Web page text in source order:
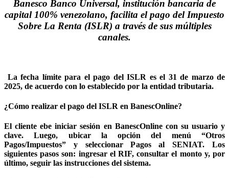
Banesco Banco Universal, institución bancaria de
capital 100% venezolano, facilita el pago del Impuesto
Sobre La Renta (ISLR) a través de sus múltiples
canales.
La fecha límite para el pago del ISLR es el 31 de marzo de
2025, de acuerdo con lo establecido por la entidad tributaria.
¿Cómo realizar el pago del ISLR en BanescOnline?
El cliente ebe iniciar sesión en BanescOnline con su usuario y
clave. Luego, ubicar la opción del menú “Otros
Pagos/Impuestos” y seleccionar Pagos al SENIAT. Los
siguientes pasos son: ingresar el RIF, consultar el monto y, por
último, seguir las instrucciones del sistema.